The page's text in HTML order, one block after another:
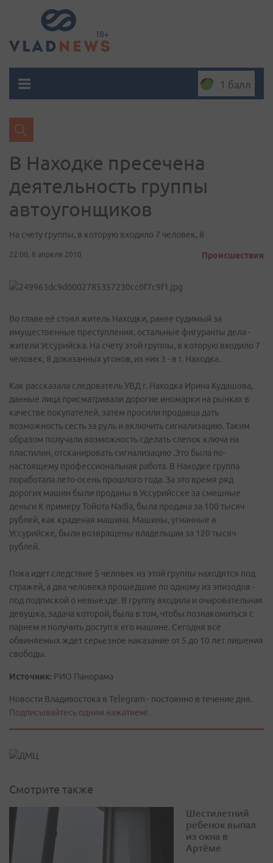
1 балл
В Находке пресечена
деятельность группы
автоугонщиков
На счету группы, в которую входило 7 человек, 8
22:00, 8 апреля 2010 Происшествия
Во главе её стоял житель Находки, ранее судимый за
имущественные преступления, остальные фигуранты дела -
жители Уссурийска. На счету этой группы, в которую входило 7
человек, 8 доказанных угонов, из них 3 - в г. Находка.
Как рассказала следователь УВД г. Находка Ирина Кудашова,
данные лица присматривали дорогие иномарки на рынках в
качестве покупателей, затем просили продавца дать
возможность сесть за руль и включить сигнализацию. Таким
образом получали возможность сделать слепок ключа на
пластилин, отсканировать сигнализацию .Это была по-
настоящему профессиональная работа. В Находке группа
поработала лето-осень прошлого года. За это время ряд
дорогих машин были проданы в Уссурийсске за смешные
деньги К примеру Тойота Nadia, была продана за 100 тысяч
рублей, как краденая машина. Машины, угнанные в
Уссурийске, были возвращены владельцам за 120 тысяч
рублей.
Пока идет следствие 5 человек из этой группы находятся под
стражей, а два человека прошедшие по одному из эпизодов -
под подпиской о невыезде. В группу входила и очаровательная
девушка, задача которой, была в том, чтобы познакомиться с
парнем и получить доступ к его машине. Сегодня все
обвиняемых ждет серьезное наказание от 5 до 10 лет лишения
свободы.
Источник: РИО Панорама
Новости Владивостока в Telegram - постоянно в течение дня.
Подписывайтесь одним нажатием!
Смотрите также
Шестилетний
ребенок выпал
из окна в
Артёме